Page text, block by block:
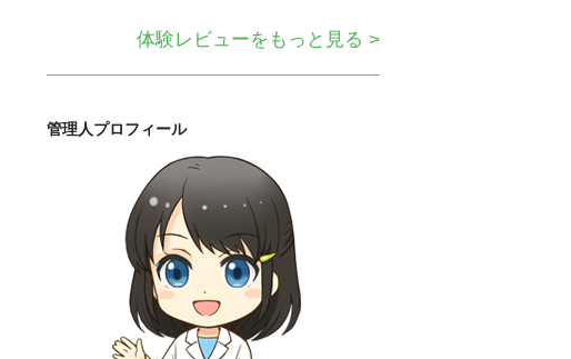
体験レビューをもっと見る >
管理人プロフィール